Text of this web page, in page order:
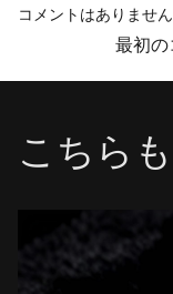
コメントはありません
最初の
こちら